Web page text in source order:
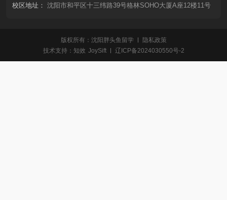
校区地址： 沈阳市和平区十三纬路39号格林SOHO大厦A座12楼11号
版权所有：沈阳胖头鱼留学
隐私政策
技术支持： 知效 JoySift 辽ICP备2024030550号-2